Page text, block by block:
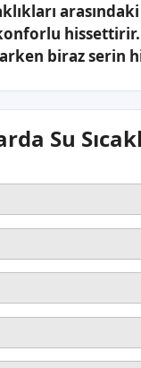
hissettirir.
biraz serin
Su